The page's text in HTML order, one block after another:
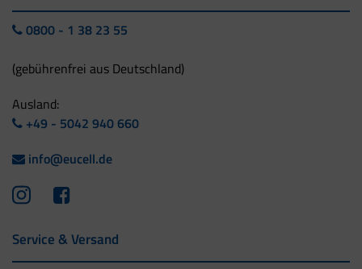
0800 - 1 38 23 55
(gebührenfrei aus Deutschland)
Ausland:
+49 - 5042 940 660
info@eucell.de
Service & Versand